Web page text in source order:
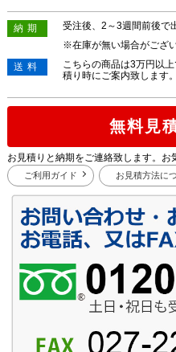
納期
受注後、2～3週間前後で
※在庫が無い場合がござい
送料
こちらの商品は3万円以
積り時にご案内致します。
無料見
お見積りと納期をご連絡致します。お
ご利用ガイド お見積方法に